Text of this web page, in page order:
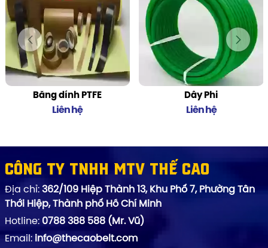
Băng dính PTFE
Liên hệ
Dây Phi
Liên hệ
Công ty TNHH MTV Thế Cao
Địa chỉ: 362/109 Hiệp Thành 13, Khu Phố 7, Phường Tân
Thới Hiệp, Thành phố Hồ Chí Minh
Hotline: 0788 388 588 (Mr. Vũ)
Email: info@thecaobelt.com